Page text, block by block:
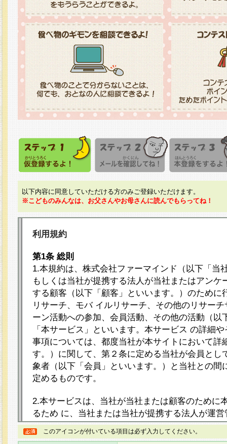
以下内容に同意していただける方のみご登録いただけます。
※こどものみんなは、お父さんやお母さんに読んでもらってね！
利用規約
第1条 総則
1.本規約は、株式会社ファーマインド（以下「当
もしくは当社が提携する法人が当社またはアンケ
する顧客（以下「顧客」といいます。）のために
リサーチ、モバ イルリサーチ、その他のリサー
ーン活動への参加、会員活動、その他の活動（以
「本サービス」といいます。本サービス の詳細
事項については、都度当社が本サイトにおいて詳
す。）に関して、第２条に定める当社が会員とし
象者（以下「会員」といいます。）と当社との間
定めるものです。
2.本サービスは、当社が当社または顧客のために
るため に、当社または当社が提携する法人が運
ト（以下「本サイト」といいます。）上に本サー
ージを設け、会員がアンケー ト調査に回答する
このアイコンが付いている項目は必ず入力してください。